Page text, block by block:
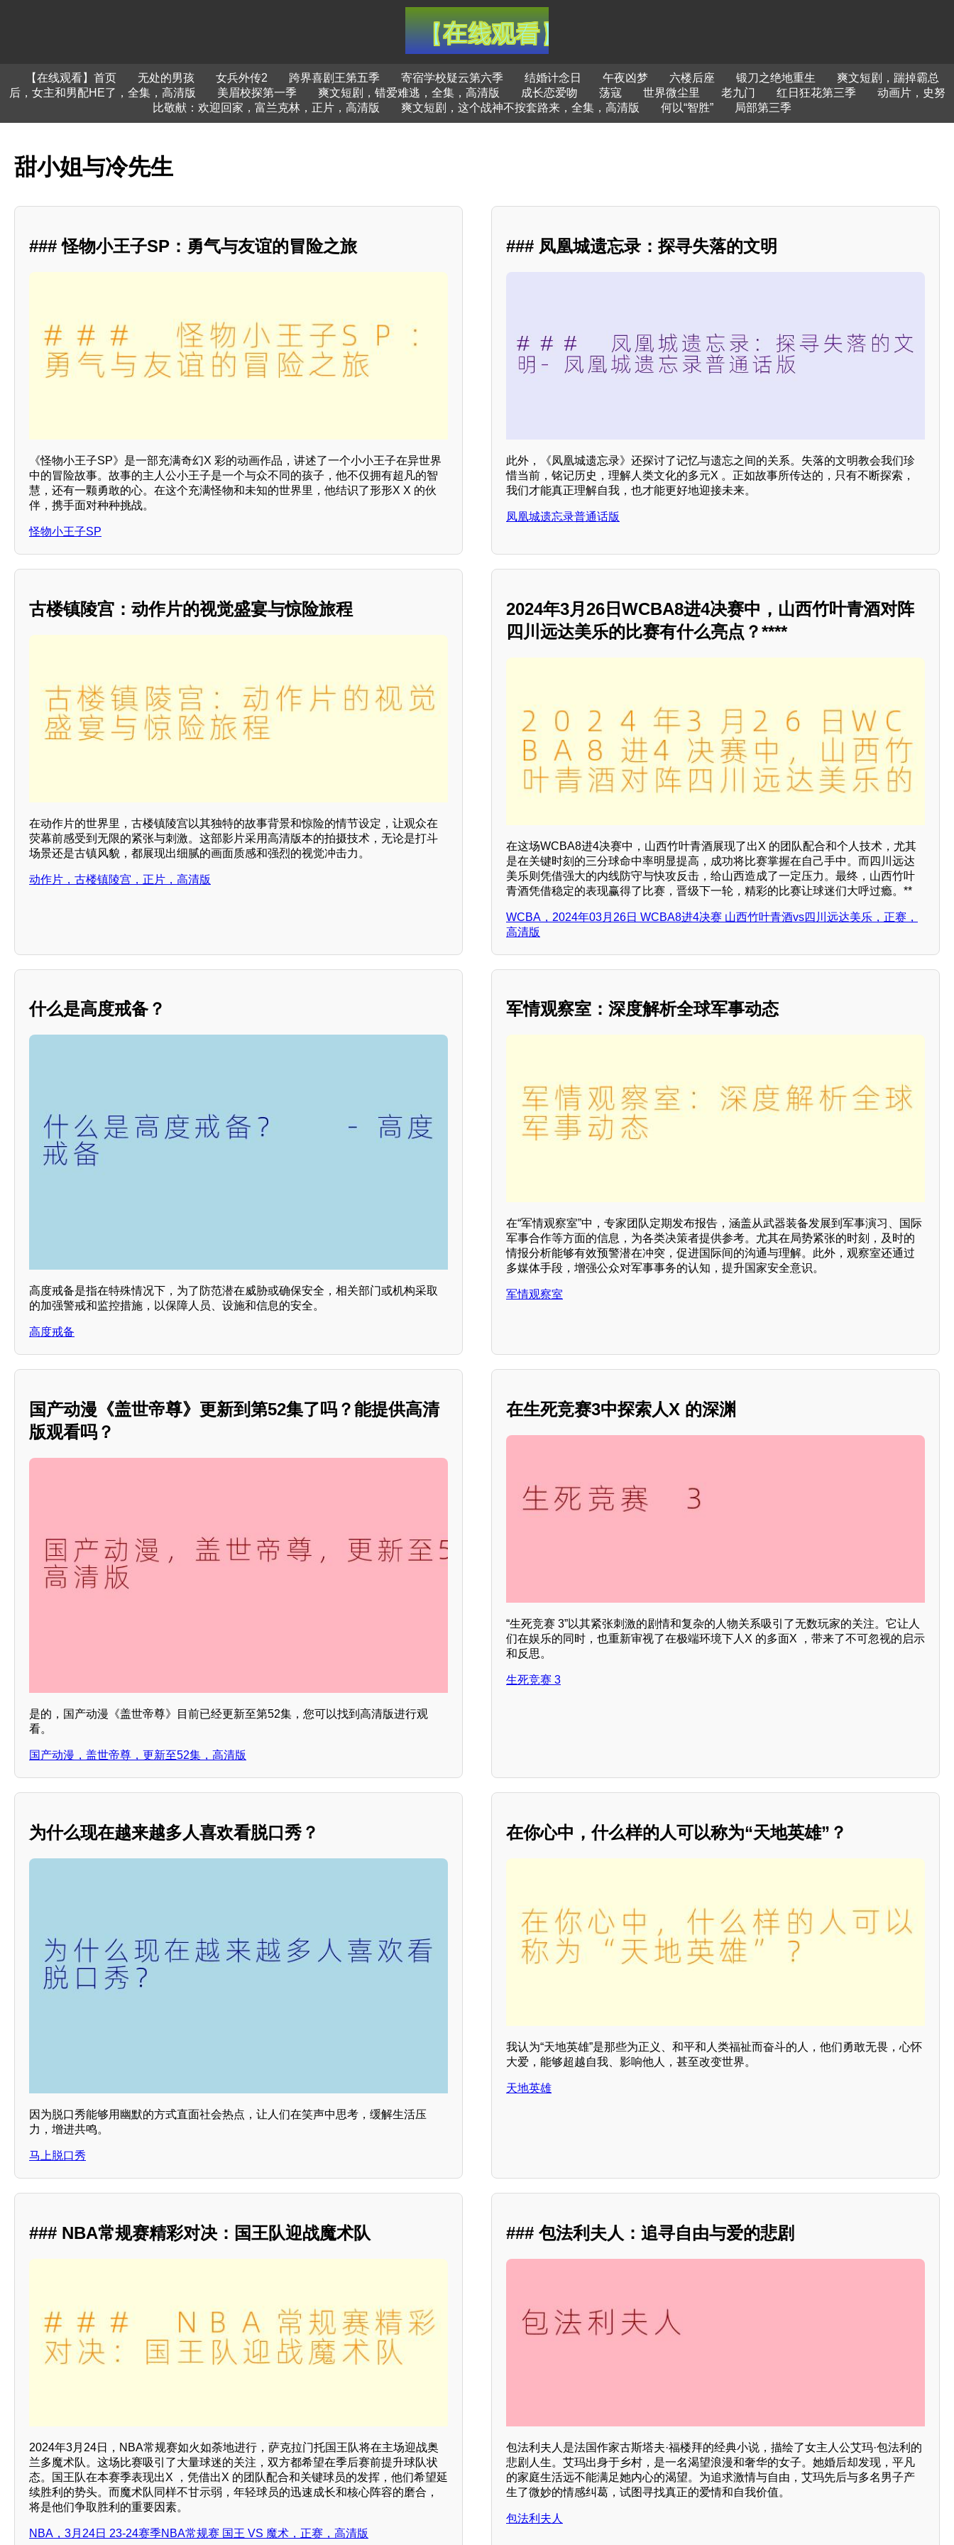
【在线观看】首页 无处的男孩 女兵外传2 跨界喜剧王第五季 寄宿学校疑云第六季 结婚计念日 午夜凶梦 六楼后座 锻刀之绝地重生
爽文短剧，踹掉霸总
后，女主和男配HE了，全集，高清版
美眉校探第一季 爽文短剧，错爱难逃，全集，高清版 成长恋爱吻 荡寇 世界微尘里 老九门 红日狂花第三季
动画片，史努
比敬献：欢迎回家，富兰克林，正片，高清版
爽文短剧，这个战神不按套路来，全集，高清版 何以“智胜” 局部第三季
甜小姐与冷先生
### 怪物小王子SP：勇气与友谊的冒险之旅
《怪物小王子SP》是一部充满奇幻X 彩的动画作品，讲述了一个小小王子在异世界
中的冒险故事。故事的主人公小王子是一个与众不同的孩子，他不仅拥有超凡的智
慧，还有一颗勇敢的心。在这个充满怪物和未知的世界里，他结识了形形X X 的伙
伴，携手面对种种挑战。
怪物小王子SP
### 凤凰城遗忘录：探寻失落的文明
此外，《凤凰城遗忘录》还探讨了记忆与遗忘之间的关系。失落的文明教会我们珍
惜当前，铭记历史，理解人类文化的多元X 。正如故事所传达的，只有不断探索，
我们才能真正理解自我，也才能更好地迎接未来。
凤凰城遗忘录普通话版
古楼镇陵宫：动作片的视觉盛宴与惊险旅程
在动作片的世界里，古楼镇陵宫以其独特的故事背景和惊险的情节设定，让观众在
荧幕前感受到无限的紧张与刺激。这部影片采用高清版本的拍摄技术，无论是打斗
场景还是古镇风貌，都展现出细腻的画面质感和强烈的视觉冲击力。
动作片，古楼镇陵宫，正片，高清版
2024年3月26日WCBA8进4决赛中，山西竹叶青酒对阵
四川远达美乐的比赛有什么亮点？****
在这场WCBA8进4决赛中，山西竹叶青酒展现了出X 的团队配合和个人技术，尤其
是在关键时刻的三分球命中率明显提高，成功将比赛掌握在自己手中。而四川远达
美乐则凭借强大的内线防守与快攻反击，给山西造成了一定压力。最终，山西竹叶
青酒凭借稳定的表现赢得了比赛，晋级下一轮，精彩的比赛让球迷们大呼过瘾。**
WCBA，2024年03月26日 WCBA8进4决赛 山西竹叶青酒vs四川远达美乐，正赛，
高清版
什么是高度戒备？
高度戒备是指在特殊情况下，为了防范潜在威胁或确保安全，相关部门或机构采取
的加强警戒和监控措施，以保障人员、设施和信息的安全。
高度戒备
军情观察室：深度解析全球军事动态
在“军情观察室”中，专家团队定期发布报告，涵盖从武器装备发展到军事演习、国际
军事合作等方面的信息，为各类决策者提供参考。尤其在局势紧张的时刻，及时的
情报分析能够有效预警潜在冲突，促进国际间的沟通与理解。此外，观察室还通过
多媒体手段，增强公众对军事事务的认知，提升国家安全意识。
军情观察室
国产动漫《盖世帝尊》更新到第52集了吗？能提供高清
版观看吗？
是的，国产动漫《盖世帝尊》目前已经更新至第52集，您可以找到高清版进行观
看。
国产动漫，盖世帝尊，更新至52集，高清版
在生死竞赛3中探索人X 的深渊
“生死竞赛 3”以其紧张刺激的剧情和复杂的人物关系吸引了无数玩家的关注。它让人
们在娱乐的同时，也重新审视了在极端环境下人X 的多面X ，带来了不可忽视的启示
和反思。
生死竞赛 3
为什么现在越来越多人喜欢看脱口秀？
因为脱口秀能够用幽默的方式直面社会热点，让人们在笑声中思考，缓解生活压
力，增进共鸣。
马上脱口秀
在你心中，什么样的人可以称为“天地英雄”？
我认为“天地英雄”是那些为正义、和平和人类福祉而奋斗的人，他们勇敢无畏，心怀
大爱，能够超越自我、影响他人，甚至改变世界。
天地英雄
### NBA常规赛精彩对决：国王队迎战魔术队
2024年3月24日，NBA常规赛如火如荼地进行，萨克拉门托国王队将在主场迎战奥
兰多魔术队。这场比赛吸引了大量球迷的关注，双方都希望在季后赛前提升球队状
态。国王队在本赛季表现出X ，凭借出X 的团队配合和关键球员的发挥，他们希望延
续胜利的势头。而魔术队同样不甘示弱，年轻球员的迅速成长和核心阵容的磨合，
将是他们争取胜利的重要因素。
NBA，3月24日 23-24赛季NBA常规赛 国王 VS 魔术，正赛，高清版
### 包法利夫人：追寻自由与爱的悲剧
包法利夫人是法国作家古斯塔夫·福楼拜的经典小说，描绘了女主人公艾玛·包法利的
悲剧人生。艾玛出身于乡村，是一名渴望浪漫和奢华的女子。她婚后却发现，平凡
的家庭生活远不能满足她内心的渴望。为追求激情与自由，艾玛先后与多名男子产
生了微妙的情感纠葛，试图寻找真正的爱情和自我价值。
包法利夫人